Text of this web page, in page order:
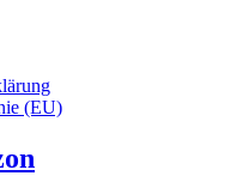
(EU)